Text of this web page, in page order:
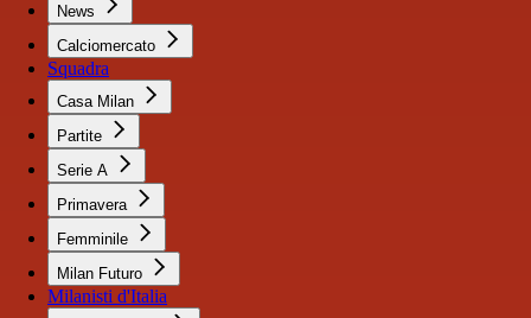
News
Calciomercato
Squadra
Casa Milan
Partite
Serie A
Primavera
Femminile
Milan Futuro
Milanisti d'Italia